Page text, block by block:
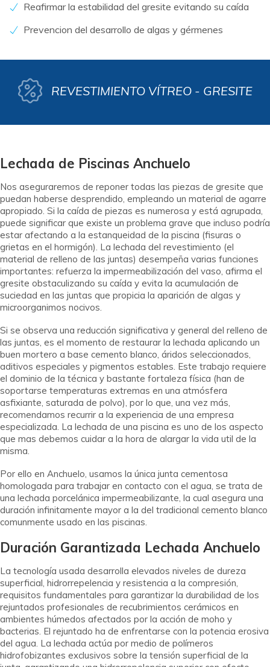
Reafirmar la estabilidad del gresite evitando su caída
Prevencion del desarrollo de algas y gérmenes
REVESTIMIENTO VÍTREO - GRESITE
Lechada de Piscinas Anchuelo
Nos aseguraremos de reponer todas las piezas de gresite que
puedan haberse desprendido, empleando un material de agarre
apropiado. Si la caída de piezas es numerosa y está agrupada,
puede significar que existe un problema grave que incluso podría
estar afectando a la estanqueidad de la piscina (fisuras o
grietas en el hormigón). La lechada del revestimiento (el
material de relleno de las juntas) desempeña varias funciones
importantes: refuerza la impermeabilización del vaso, afirma el
gresite obstaculizando su caída y evita la acumulación de
suciedad en las juntas que propicia la aparición de algas y
microorganimos nocivos.
Si se observa una reducción significativa y general del relleno de
las juntas, es el momento de restaurar la lechada aplicando un
buen mortero a base cemento blanco, áridos seleccionados,
aditivos especiales y pigmentos estables. Este trabajo requiere
el dominio de la técnica y bastante fortaleza física (han de
soportarse temperaturas extremas en una atmósfera
asfixiante, saturada de polvo), por lo que, una vez más,
recomendamos recurrir a la experiencia de una empresa
especializada. La lechada de una piscina es uno de los aspecto
que mas debemos cuidar a la hora de alargar la vida util de la
misma.
Por ello en Anchuelo, usamos la única junta cementosa
homologada para trabajar en contacto con el agua, se trata de
una lechada porcelánica impermeabilizante, la cual asegura una
duración infinitamente mayor a la del tradicional cemento blanco
comunmente usado en las piscinas.
Duración Garantizada Lechada Anchuelo
La tecnología usada desarrolla elevados niveles de dureza
superficial, hidrorrepelencia y resistencia a la compresión,
requisitos fundamentales para garantizar la durabilidad de los
rejuntados profesionales de recubrimientos cerámicos en
ambientes húmedos afectados por la acción de moho y
bacterias. El rejuntado ha de enfrentarse con la potencia erosiva
del agua. La lechada actúa por medio de polímeros
hidrofobizantes exclusivos sobre la tensión superficial de la